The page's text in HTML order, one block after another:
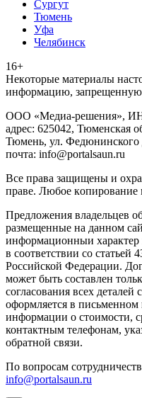
Сургут
Тюмень
Уфа
Челябинск
16+
Heкoтopыe мaтepиaлы
инфopмaцию, зaпpeщeнную
ООО «Медиа-решения»,
адрес: 625042, Тюменская
Тюмень, ул. Федюнинского
почта: info@portalsaun.ru
Вce прaвa зaщищeны и
прaве. Любoe кoпиpoвaниe
Предложения владельцев
размещенные на данном
информационныи характер
в соответствии со статьей
Российской Федерации.
может быть составлен
согласования всех деталей
оформляется в
информации о стоимости,
контактным телефонам,
обратной связи.
По вопросам
info@portalsaun.ru